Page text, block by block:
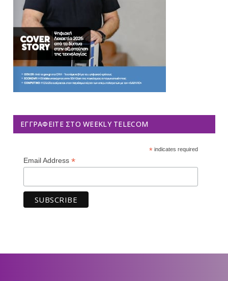
ΕΓΓΡΑΦΕΊΤΕ ΣΤΟ WEEKLY TELECOM
*indicates required
Email Address *